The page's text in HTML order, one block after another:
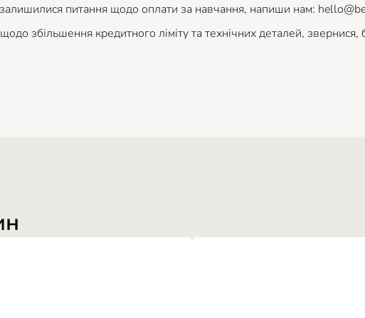
питання щодо оплати за навчання, напиши нам:
збільшення кредитного ліміту та технічних деталей, звернися,